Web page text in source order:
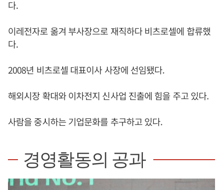
다.
이레전자로 옮겨 부사장으로 재직하다 비츠로셀에 합류했
다.
2008년 비츠로셀 대표이사 사장에 선임됐다.
해외시장 확대와 이차전지 신사업 진출에 힘을 주고 있다.
사람을 중시하는 기업문화를 추구하고 있다.
경영활동의 공과